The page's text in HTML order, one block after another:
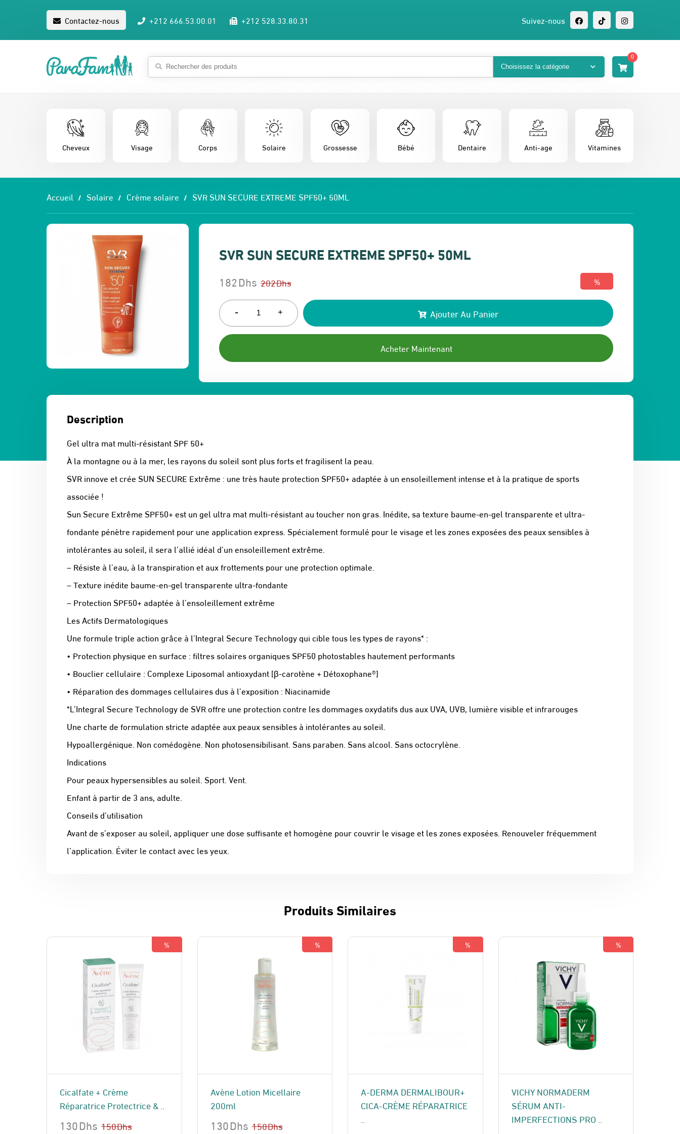
Contactez-nous +212 666.53.00.01 +212 528.33.80.31 Suivez-nous
0
Cheveux Visage Corps Solaire Grossesse Bébé Dentaire Anti-age Vitamines
Accueil Solaire Crème solaire SVR SUN SECURE EXTREME SPF50+ 50ML
SVR SUN SECURE EXTREME SPF50+ 50ML
202Dhs
Le
prix
initial
était :
202 Dhs.
182Dhs
Le
prix
actuel
est :
182 Dhs.
%
- + Ajouter Au Panier
Acheter Maintenant
Description
Gel ultra mat multi-résistant SPF 50+
À la montagne ou à la mer, les rayons du soleil sont plus forts et fragilisent la peau.
SVR innove et crée SUN SECURE Extrême : une très haute protection SPF50+ adaptée à un ensoleillement intense et à la pratique de sports
associée !
Sun Secure Extrême SPF50+ est un gel ultra mat multi-résistant au toucher non gras. Inédite, sa texture baume-en-gel transparente et ultra-
fondante pénètre rapidement pour une application express. Spécialement formulé pour le visage et les zones exposées des peaux sensibles à
intolérantes au soleil, il sera l’allié idéal d’un ensoleillement extrême.
– Résiste à l’eau, à la transpiration et aux frottements pour une protection optimale.
– Texture inédite baume-en-gel transparente ultra-fondante
– Protection SPF50+ adaptée à l’ensoleillement extrême
Les Actifs Dermatologiques
Une formule triple action grâce à l’Integral Secure Technology qui cible tous les types de rayons* :
• Protection physique en surface : filtres solaires organiques SPF50 photostables hautement performants
• Bouclier cellulaire : Complexe Liposomal antioxydant [β-carotène + Détoxophane®]
• Réparation des dommages cellulaires dus à l’exposition : Niacinamide
*L’Integral Secure Technology de SVR offre une protection contre les dommages oxydatifs dus aux UVA, UVB, lumière visible et infrarouges
Une charte de formulation stricte adaptée aux peaux sensibles à intolérantes au soleil.
Hypoallergénique. Non comédogène. Non photosensibilisant. Sans paraben. Sans alcool. Sans octocrylène.
Indications
Pour peaux hypersensibles au soleil. Sport. Vent.
Enfant à partir de 3 ans, adulte.
Conseils d’utilisation
Avant de s’exposer au soleil, appliquer une dose suffisante et homogène pour couvrir le visage et les zones exposées. Renouveler fréquemment
l’application. Éviter le contact avec les yeux.
Produits Similaires
%
Cicalfate + Crème
Réparatrice Protectrice & ..
150Dhs
130Dhs
%
Avène Lotion Micellaire
200ml
150Dhs
130Dhs
%
A-DERMA DERMALIBOUR+
CICA-CRÈME RÉPARATRICE
%
VICHY NORMADERM
SÉRUM ANTI-
IMPERFECTIONS PRO ..